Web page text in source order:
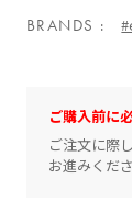
BRANDS
ご購入前に
ご注文に際
お進みくださ